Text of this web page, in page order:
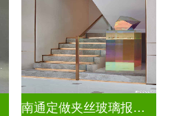
南通定做夹丝玻璃报价表